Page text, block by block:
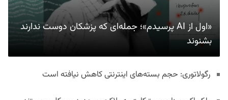
«اول از AI پرسیدم»؛ جمله‌ای که پزشکان دوست ندارند
بشنوند
رگولاتوری: حجم بسته‌های اینترنتی کاهش نیافته است